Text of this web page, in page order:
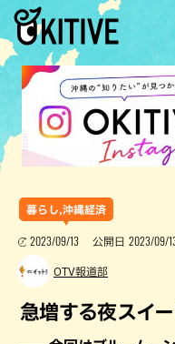
暮らし,沖縄経済
2023/09/13 公開日 2023/09/
OTV報道部
急増する夜スイ